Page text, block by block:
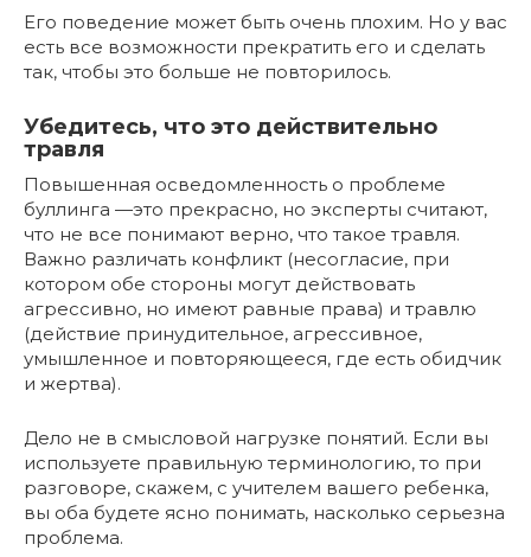
Его поведение может быть очень плохим. Но у вас
есть все возможности прекратить его и сделать
так, чтобы это больше не повторилось.
Убедитесь, что это действительно
травля
Повышенная осведомленность о проблеме
буллинга —это прекрасно, но эксперты считают,
что не все понимают верно, что такое травля.
Важно различать конфликт (несогласие, при
котором обе стороны могут действовать
агрессивно, но имеют равные права) и травлю
(действие принудительное, агрессивное,
умышленное и повторяющееся, где есть обидчик
и жертва).
Дело не в смысловой нагрузке понятий. Если вы
используете правильную терминологию, то при
разговоре, скажем, с учителем вашего ребенка,
вы оба будете ясно понимать, насколько серьезна
проблема.